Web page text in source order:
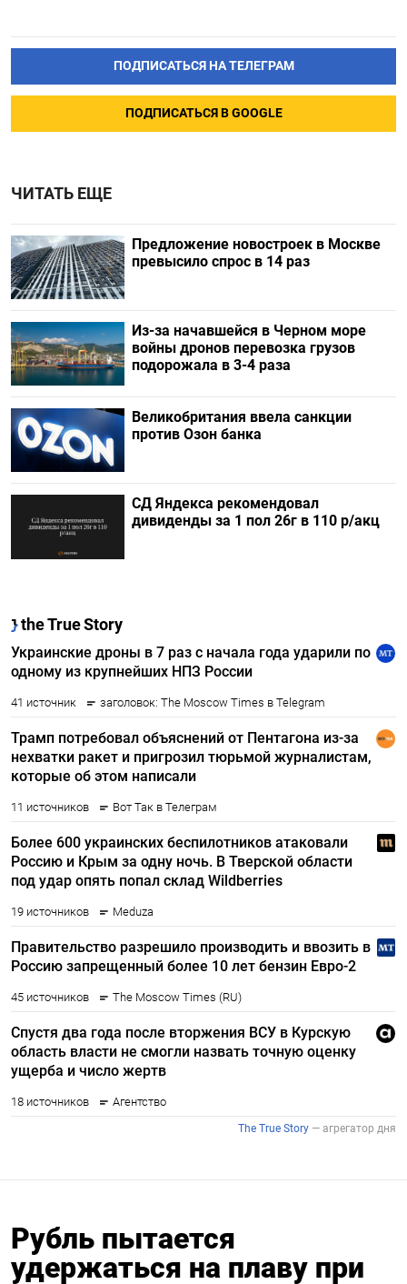
ПОДПИСАТЬСЯ НА ТЕЛЕГРАМ
ПОДПИСАТЬСЯ В GOOGLE
ЧИТАТЬ ЕЩЕ
Предложение новостроек в Москве
превысило спрос в 14 раз
Из-за начавшейся в Черном море
войны дронов перевозка грузов
подорожала в 3-4 раза
Великобритания ввела санкции
против Озон банка
СД Яндекса рекомендовал
дивиденды за 1 пол 26г в 110 р/акц
Рубль пытается
удержаться на плаву при